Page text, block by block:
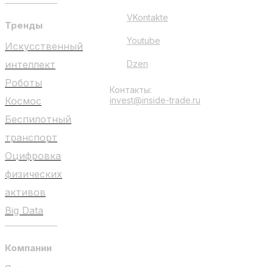
Тренды
Искусственный
интеллект
Роботы
Космос
Беспилотный
транспорт
Оцифровка
физических
активов
Big Data
Компании
VKontakte
Youtube
Dzen
Контакты:
invest@inside-trade.ru